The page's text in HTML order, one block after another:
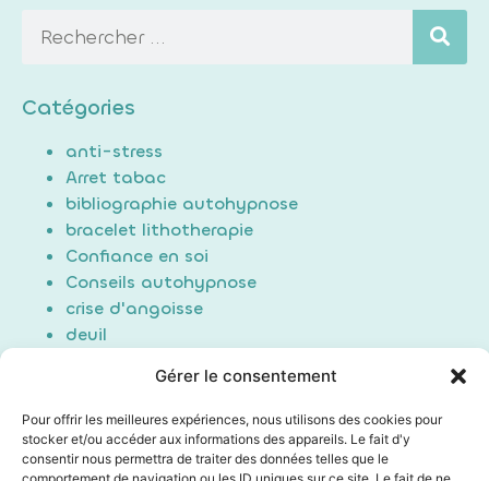
Gérer le consentement
Pour offrir les meilleures expériences, nous utilisons des cookies pour
stocker et/ou accéder aux informations des appareils. Le fait d'y
consentir nous permettra de traiter des données telles que le
Catégories
anti-stress
Arret tabac
bibliographie autohypnose
bracelet lithotherapie
Confiance en soi
Conseils autohypnose
crise d'angoisse
deuil
Formation Auto-hypnose
hypnose
maigrir / perte de poids
Non classé